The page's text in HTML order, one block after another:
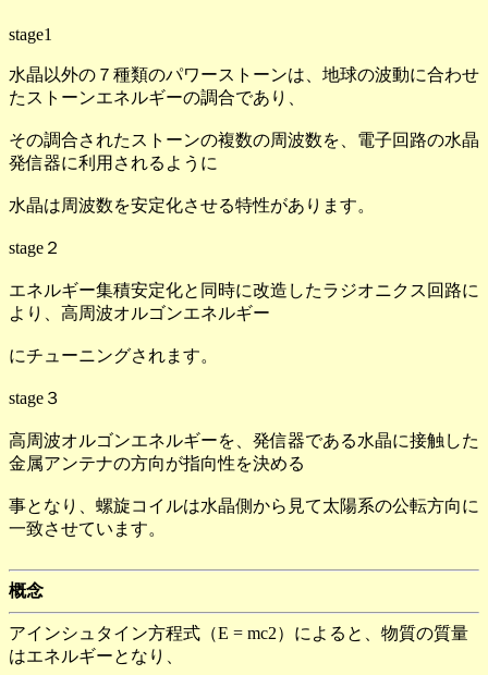
stage1
水晶以外の７種類のパワーストーンは、地球の波動に合わせ
たストーンエネルギーの調合であり、
その調合されたストーンの複数の周波数を、電子回路の水晶
発信器に利用されるように
水晶は周波数を安定化させる特性があります。
stage２
エネルギー集積安定化と同時に改造したラジオニクス回路に
より、高周波オルゴンエネルギー
にチューニングされます。
stage３
高周波オルゴンエネルギーを、発信器である水晶に接触した
金属アンテナの方向が指向性を決める
事となり、螺旋コイルは水晶側から見て太陽系の公転方向に
一致させています。
概念
アインシュタイン方程式（E = mc2）によると、物質の質量
はエネルギーとなり、